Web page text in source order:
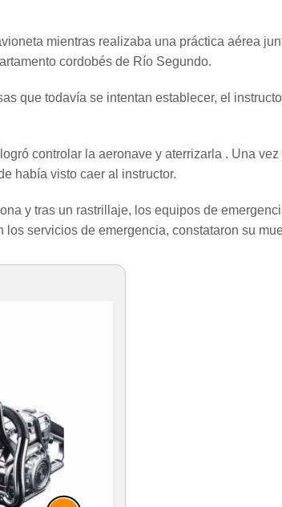
mientras realizaba una práctica aérea
cordobés de Río Segundo.
que todavía se intentan establecer, el
controlar la aeronave y aterrizarla . Una vez
había visto caer al instructor.
y tras un rastrillaje, los equipos de
servicios de emergencia, constataron su